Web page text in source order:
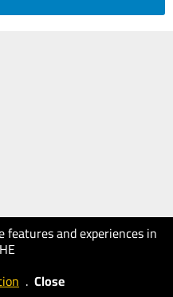
features and experiences in
. Close